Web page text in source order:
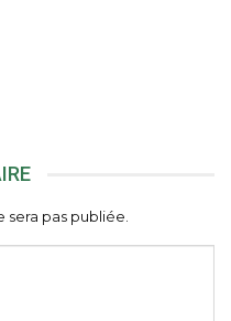
sera pas publiée.